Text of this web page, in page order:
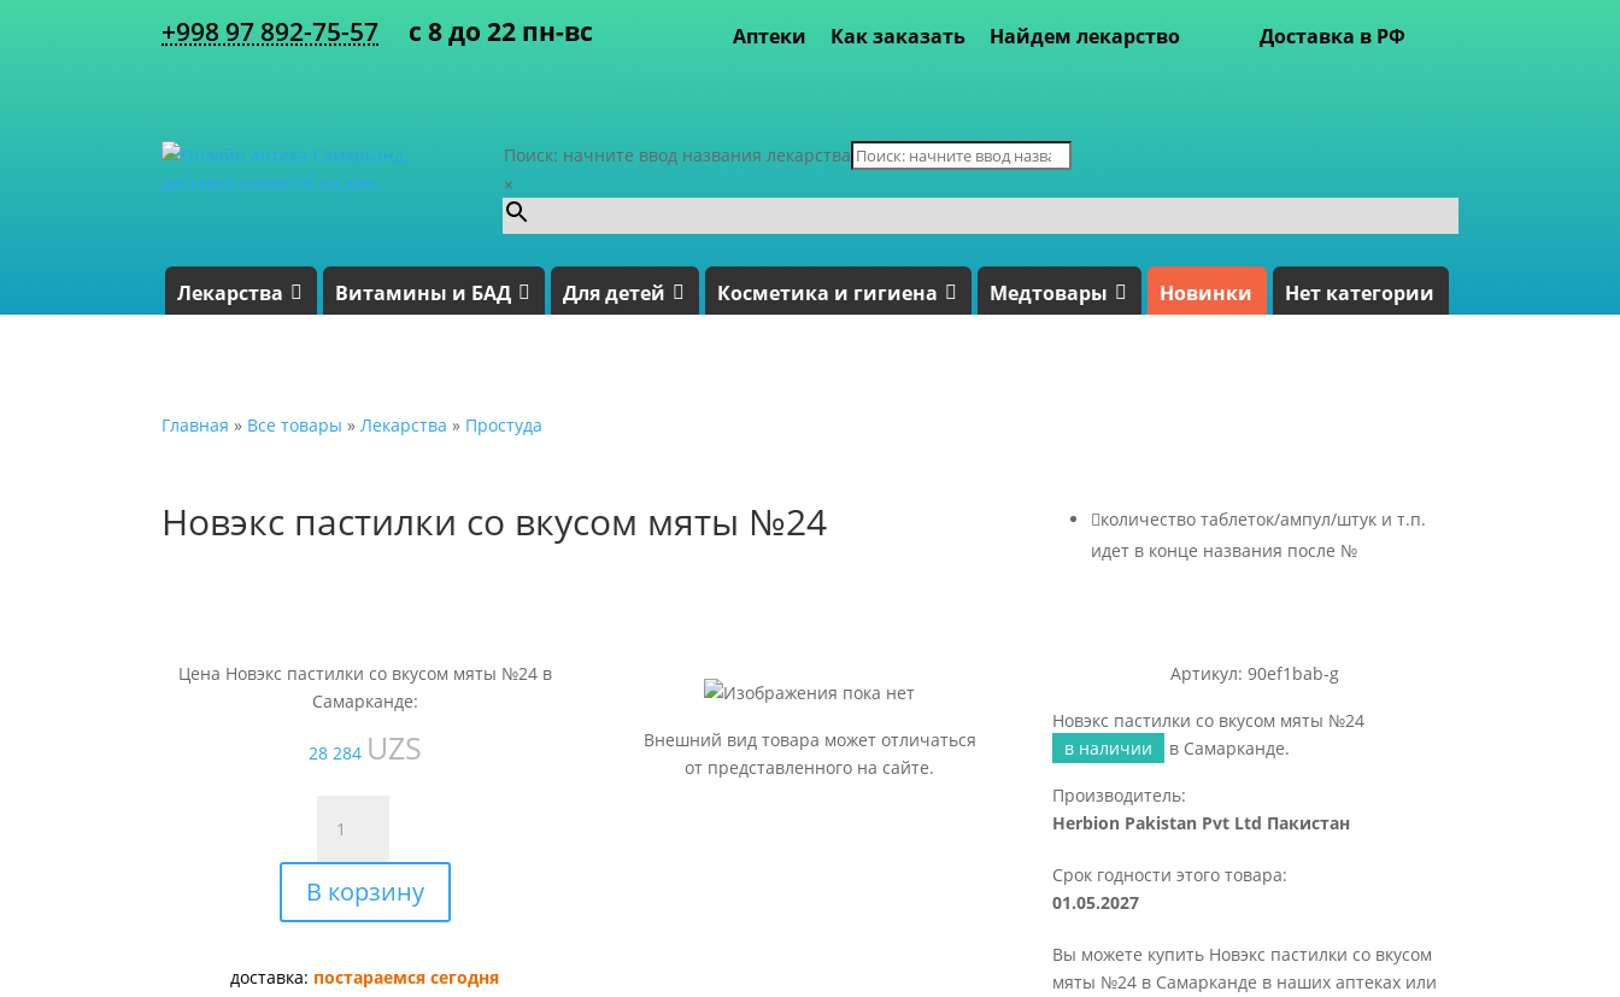
+998 97 892-75-57 с 8 до 22 пн-вс Аптеки Как заказать Найдем лекарство Доставка в РФ
Поиск: начните ввод названия лекарства
×
Лекарства Витамины и БАД Для детей Косметика и гигиена Медтовары Новинки Нет категории
Главная » Все товары » Лекарства » Простуда
Новэкс пастилки со вкусом мяты №24 количество таблеток/ампул/штук и т.п.
идет в конце названия после №
Цена Новэкс пастилки со вкусом мяты №24 в
Самарканде:
28 284 UZS
товара
Новэкс
пастилки
со
мяты
В корзину
доставка: постараемся сегодня
Внешний вид товара может отличаться
от представленного на сайте.
Артикул: 90ef1bab-g
Новэкс пастилки со вкусом мяты №24
в наличии
в Самарканде.
Производитель:
Herbion Pakistan Pvt Ltd Пакистан
Срок годности этого товара:
01.05.2027
Вы можете купить Новэкс пастилки со вкусом
мяты №24 в Самарканде в наших аптеках или